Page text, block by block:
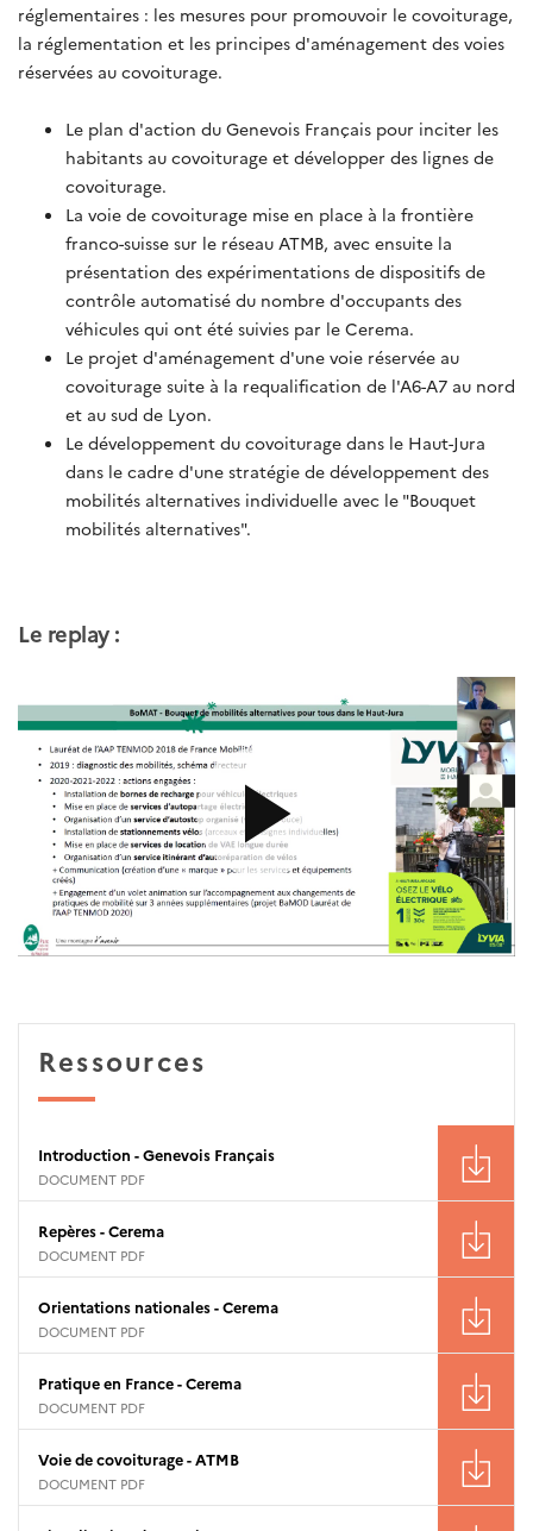
réglementaires : les mesures pour promouvoir le covoiturage,
la réglementation et les principes d'aménagement des voies
réservées au covoiturage.
Le plan d'action du Genevois Français pour inciter les
habitants au covoiturage et développer des lignes de
covoiturage.
La voie de covoiturage mise en place à la frontière
franco-suisse sur le réseau ATMB, avec ensuite la
présentation des expérimentations de dispositifs de
contrôle automatisé du nombre d'occupants des
véhicules qui ont été suivies par le Cerema.
Le projet d'aménagement d'une voie réservée au
covoiturage suite à la requalification de l'A6-A7 au nord
et au sud de Lyon.
Le développement du covoiturage dans le Haut-Jura
dans le cadre d'une stratégie de développement des
mobilités alternatives individuelle avec le "Bouquet
mobilités alternatives".
Le replay :
Ressources
Introduction - Genevois Français
DOCUMENT PDF
Repères - Cerema
DOCUMENT PDF
Orientations nationales - Cerema
DOCUMENT PDF
Pratique en France - Cerema
DOCUMENT PDF
Voie de covoiturage - ATMB
DOCUMENT PDF